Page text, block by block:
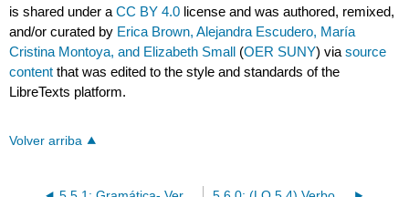
is shared under aCC BY 4.0 license and was authored, remixed,
and/or curated by Erica Brown, Alejandra Escudero, María
Cristina Montoya, and Elizabeth Small (OER SUNY) viasource
content that was edited to the style and standards of the
LibreTexts platform.
Volver arriba